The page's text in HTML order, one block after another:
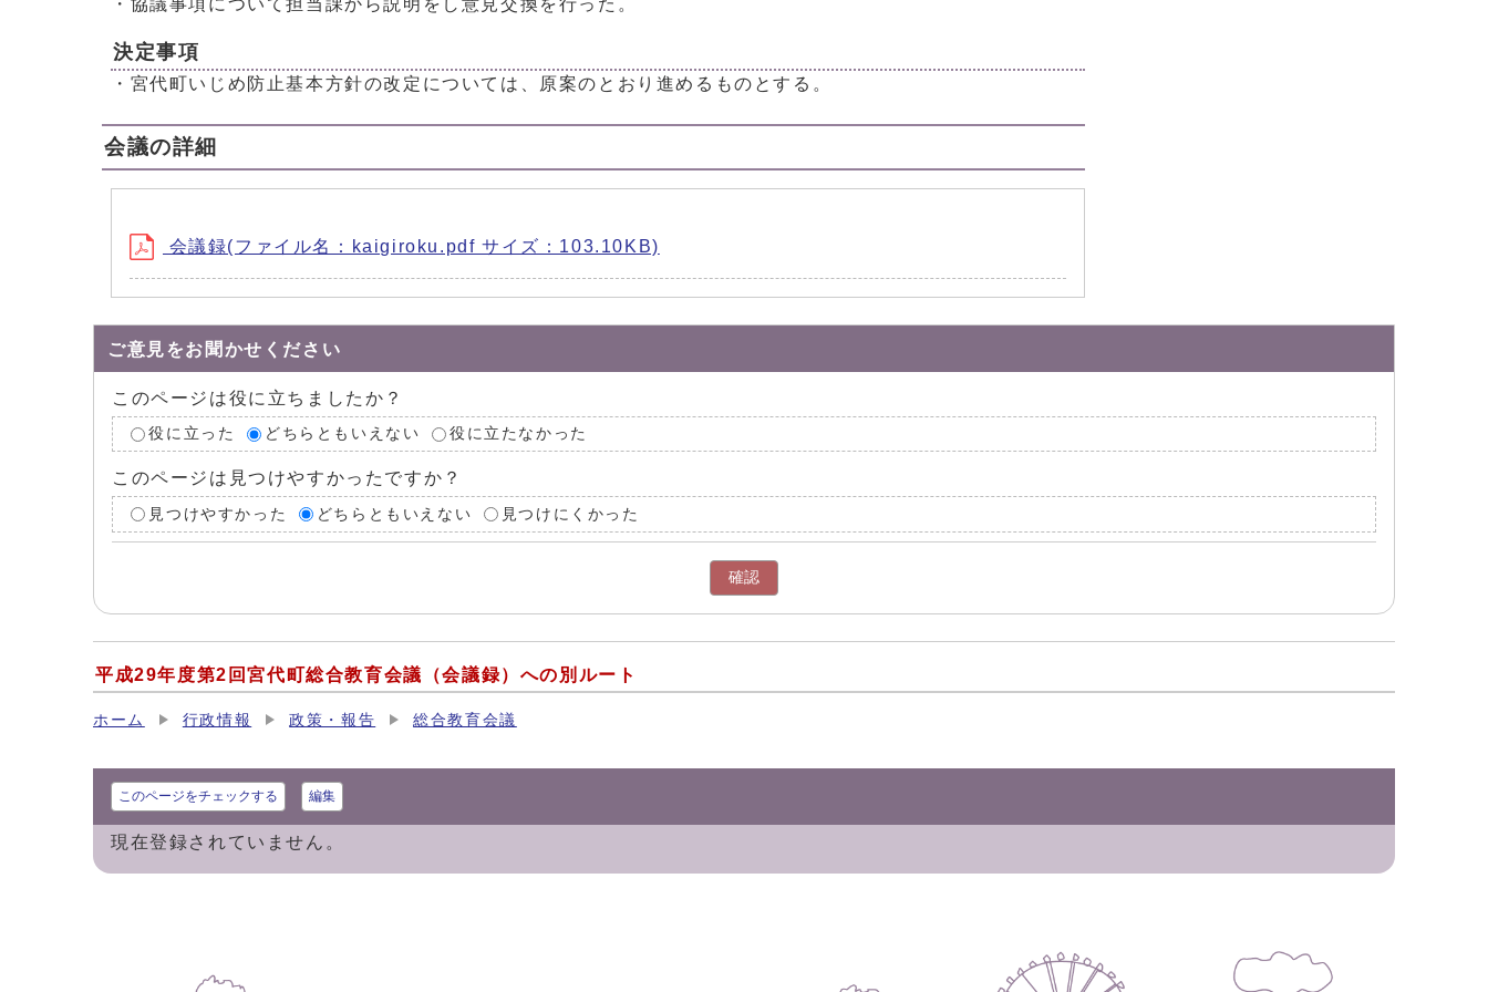
・協議事項について担当課から説明をし意見交換を行った。
決定事項
・宮代町いじめ防止基本方針の改定については、原案のとおり進めるものとする。
会議の詳細
会議録(ファイル名：kaigiroku.pdf サイズ：103.10KB)
ご意見をお聞かせください
このページは役に立ちましたか？
役に立った どちらともいえない 役に立たなかった
このページは見つけやすかったですか？
見つけやすかった どちらともいえない 見つけにくかった
確認
平成29年度第2回宮代町総合教育会議（会議録）への別ルート
ホーム 行政情報 政策・報告 総合教育会議
このページをチェックする 編集
現在登録されていません。